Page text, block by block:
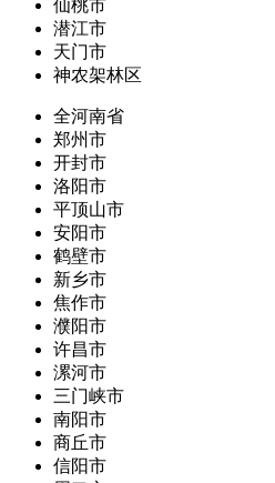
仙桃市
潜江市
天门市
神农架林区
全河南省
郑州市
开封市
洛阳市
平顶山市
安阳市
鹤壁市
新乡市
焦作市
濮阳市
许昌市
漯河市
三门峡市
南阳市
商丘市
信阳市